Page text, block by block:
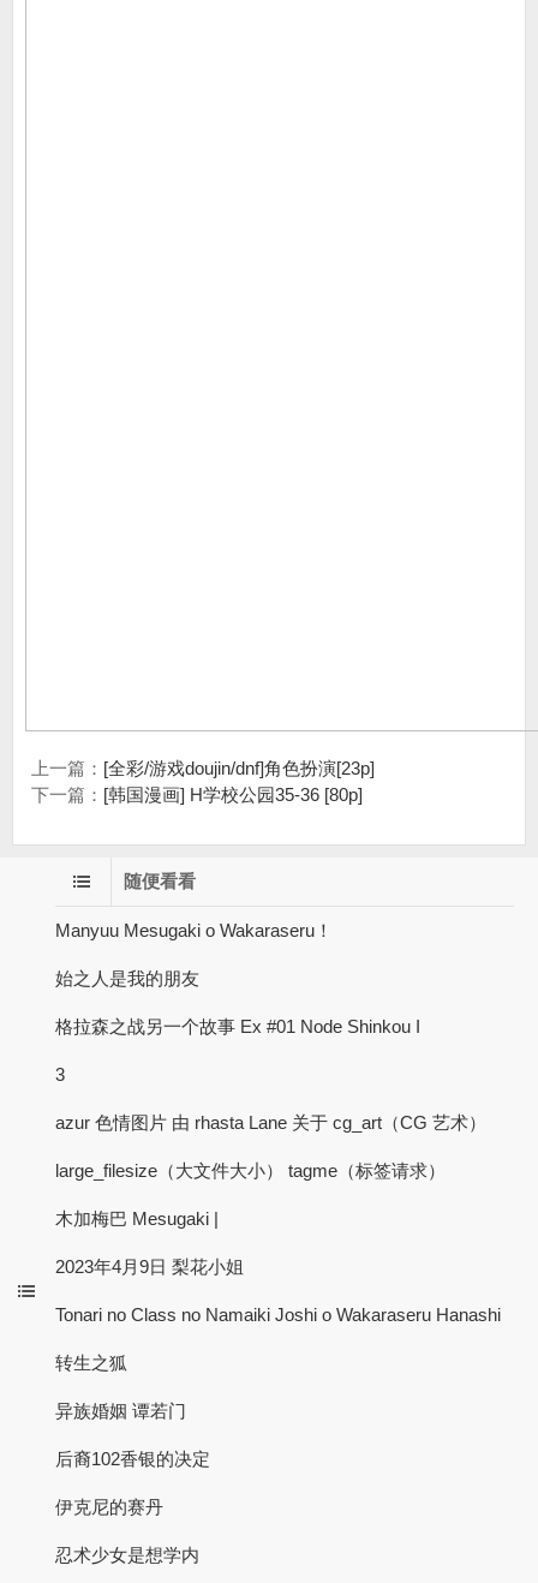
上一篇： [全彩/游戏doujin/dnf]角色扮演[23p]
下一篇： [韩国漫画] H学校公园35-36 [80p]
随便看看
Manyuu Mesugaki o Wakaraseru！
始之人是我的朋友
格拉森之战另一个故事 Ex #01 Node Shinkou I
3
azur 色情图片 由 rhasta Lane 关于 cg_art（CG 艺术）
large_filesize（大文件大小） tagme（标签请求）
木加梅巴 Mesugaki |
2023年4月9日 梨花小姐
Tonari no Class no Namaiki Joshi o Wakaraseru Hanashi
转生之狐
异族婚姻 谭若门
后裔102香银的决定
伊克尼的赛丹
忍术少女是想学内